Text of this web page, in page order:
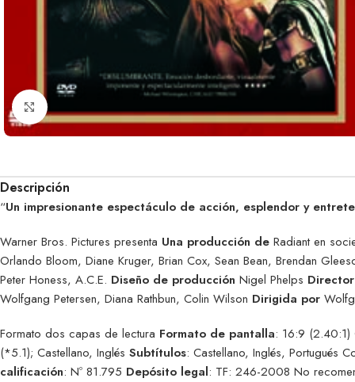
Clic para ampliar
Descripción
“Un impresionante espectáculo de acción, esplendor y
Warner Bros. Pictures presenta Una producción de Radiant en
Orlando Bloom, Diane Kruger, Brian Cox, Sean Bean, Brendan
Peter Honess, A.C.E. Diseño de producción Nigel Phelps
Wolfgang Petersen, Diana Rathbun, Colin Wilson Dirigida por
Formato dos capas de lectura Formato de pantalla: 16:9
(*5.1); Castellano, Inglés Subtítulos: Castellano, Inglés, Portugués
calificación: Nº 81.795 Depósito legal: TF: 246-2008 No